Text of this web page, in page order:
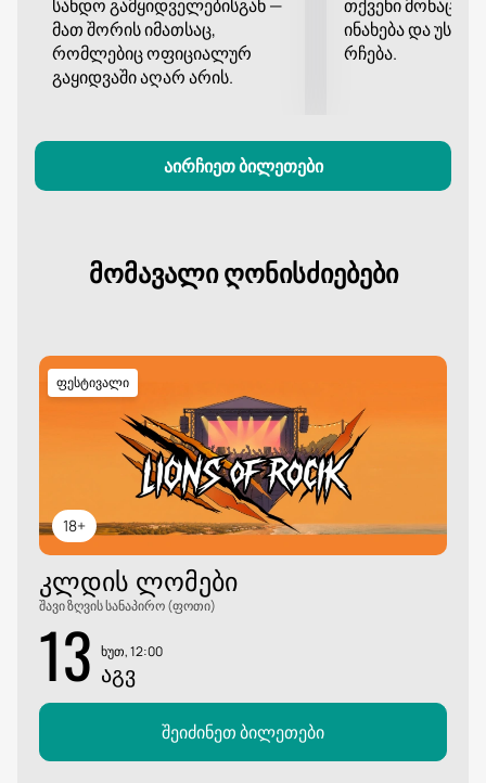
უკვე კულტად იქცა ჟანრის მცოდნეებს შორის.
ბილეთების შეძენა ჩვენს ვებსაიტზე სწრაფი და
მოსახერხებელი გზაა ამ მუსიკალურ დღესასწაულში
თქვენი მონაწილეობის უზრუნველსაყოფად.
სანდო გამყიდველებისგან —
მათ შორის იმათსაც,
რომლებიც ოფიციალურ
გაყიდვაში აღარ არის.
თქვენი
ინახება და
რჩება.
აირჩიეთ ბილეთები
მომავალი ღონისძიებები
18+
ფესტივალი
ᲙᲚᲓᲘᲡ ᲚᲝᲛᲔᲑᲘ
შავი ზღვის სანაპირო (ფოთი)
13 ხუთ, 12:00
ᲐᲒᲕ
შეიძინეთ ბილეთები